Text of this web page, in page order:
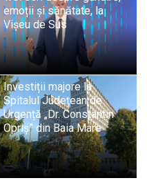
emoții și sănătate, la
Vișeu de Sus
Investiții majore la
Spitalul Județean de
Urgență „Dr. Constantin
Opriș” din Baia Mare